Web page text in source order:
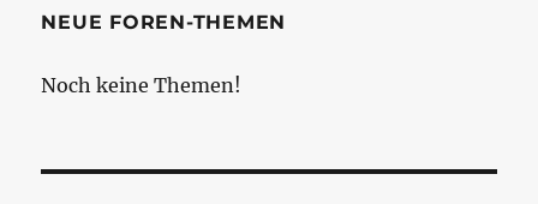
NEUE FOREN-THEMEN
Noch keine Themen!